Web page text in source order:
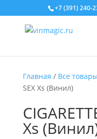
+7 (391) 240-
Главная / Все товары
SEX Xs (Винил)
Xs